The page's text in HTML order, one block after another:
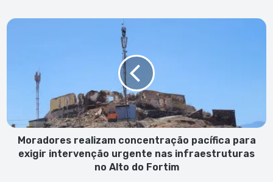
Moradores
intervenção
urgente
nas
infraestruturas
Moradores realizam concentração pacífica para
exigir intervenção urgente nas infraestruturas
no Alto do Fortim